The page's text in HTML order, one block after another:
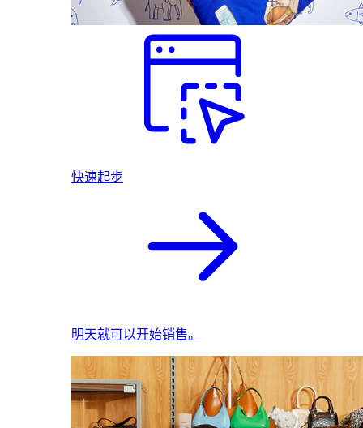
快速起步
明天就可以开始销售。